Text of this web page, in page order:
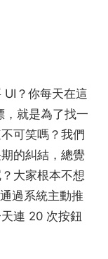
？你每天在這
，就是為了找一
可笑嗎？我們
的糾結，總覺
大家根本不想
過系統主動推
連 20 次按鈕